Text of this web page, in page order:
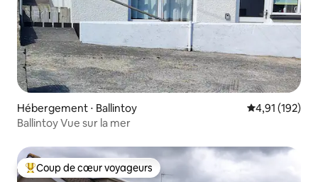
Hébergement ⋅ Ballintoy Évaluation
4,91 (192)
Ballintoy Vue sur la mer
Coups de cœur voyageurs les plus appréciés
Coup de cœur voyageurs